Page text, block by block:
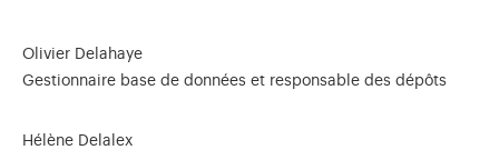
Olivier Delahaye
Gestionnaire base de données et responsable des dépôts
Hélène Delalex